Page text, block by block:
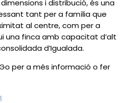
i distribució, és una
tant per a família que
al centre, com per a
una finca amb capacitat d’alt
d’Igualada.
per a més informació o fer